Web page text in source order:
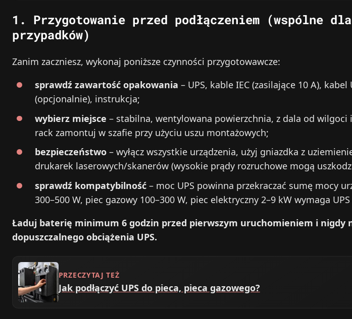
1. Przygotowanie przed podłączeniem (wspólne
przypadków)
Zanim zaczniesz, wykonaj poniższe czynności przygotowawcze:
sprawdź zawartość opakowania – UPS, kable IEC (zasilające 10 A), kabel
(opcjonalnie), instrukcja;
wybierz miejsce – stabilna, wentylowana powierzchnia, z dala od wilgoci
rack zamontuj w szafie przy użyciu uszu montażowych;
bezpieczeństwo – wyłącz wszystkie urządzenia, użyj gniazdka z
drukarek laserowych/skanerów (wysokie prądy rozruchowe mogą
sprawdź kompatybilność – moc UPS powinna przekraczać sumę mocy
300–500 W, piec gazowy 100–300 W, piec elektryczny 2–9 kW wymaga
Ładuj baterię minimum 6 godzin przed pierwszym uruchomieniem i nigdy
dopuszczalnego obciążenia UPS.
PRZECZYTAJ TEŻ
Jak podłączyć UPS do pieca, pieca gazowego?